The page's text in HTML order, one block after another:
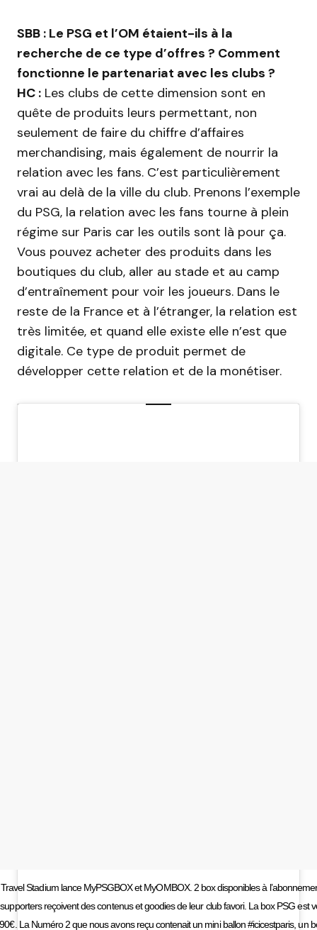
SBB : Le PSG et l’OM étaient-ils à la
recherche de ce type d’offres ? Comment
fonctionne le partenariat avec les clubs ?
HC : Les clubs de cette dimension sont en
quête de produits leurs permettant, non
seulement de faire du chiffre d’affaires
merchandising, mais également de nourrir la
relation avec les fans. C’est particulièrement
vrai au delà de la ville du club. Prenons l’exemple
du PSG, la relation avec les fans tourne à plein
régime sur Paris car les outils sont là pour ça.
Vous pouvez acheter des produits dans les
boutiques du club, aller au stade et au camp
d’entraînement pour voir les joueurs. Dans le
reste de la France et à l’étranger, la relation est
très limitée, et quand elle existe elle n’est que
digitale. Ce type de produit permet de
développer cette relation et de la monétiser.
Stadium lance MyPSGBOX et MyOMBOX. 2 box disponibles à
reçoivent des contenus et goodies de leur club favori. La box PSG est
La Numéro 2 que nous avons reçu contenait un mini ballon #icicestparis, un